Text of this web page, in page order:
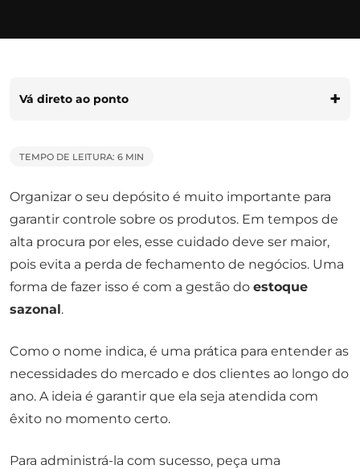
Vá direto ao ponto
TEMPO DE LEITURA: 6 MIN
Organizar o seu depósito é muito importante para
garantir controle sobre os produtos. Em tempos de
alta procura por eles, esse cuidado deve ser maior,
pois evita a perda de fechamento de negócios. Uma
forma de fazer isso é com a gestão do estoque
sazonal.
Como o nome indica, é uma prática para entender as
necessidades do mercado e dos clientes ao longo do
ano. A ideia é garantir que ela seja atendida com
êxito no momento certo.
Para administrá-la com sucesso, peça uma